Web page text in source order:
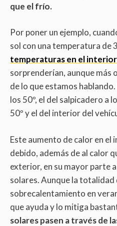
que el frío.
Por poner un ejemplo,
sol con una temperatura de
temperaturas en el interior
sorprenderían, aunque más
de lo que estamos
los 50º, el del salpicadero a
50º y el del interior del
Este aumento de calor en el
debido, además de al calor
exterior, en su mayor parte
solares. Aunque la totalidad
sobrecalentamiento en
que ayuda y lo mitiga
solares pasen a través de